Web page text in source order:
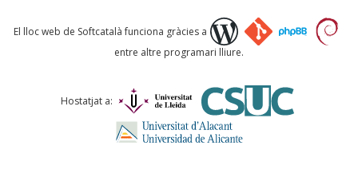
Què proposeu?
Comentari *
El lloc web de Softcatalà funciona gràcies a
entre altre programari lliure.
Hostatjat a: